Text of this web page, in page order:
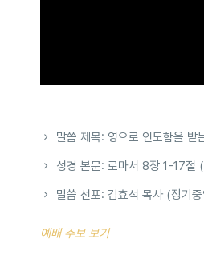
말씀 제목: 영으로 인도함을 받
성경 본문: 로마서 8장 1-17절
말씀 선포: 김효석 목사 (장기
예배 주보 보기